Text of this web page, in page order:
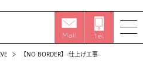
【NO BORDER】-仕上げ工事-